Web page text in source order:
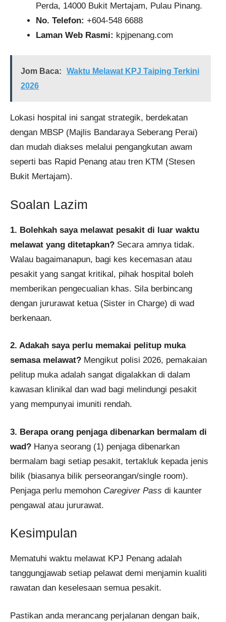
Perda, 14000 Bukit Mertajam, Pulau Pinang.
No. Telefon: +604-548 6688
Laman Web Rasmi: kpjpenang.com
Jom Baca:
Waktu Melawat KPJ Taiping Terkini
2026
Lokasi hospital ini sangat strategik, berdekatan
dengan MBSP (Majlis Bandaraya Seberang Perai)
dan mudah diakses melalui pengangkutan awam
seperti bas Rapid Penang atau tren KTM (Stesen
Bukit Mertajam).
Soalan Lazim
1. Bolehkah saya melawat pesakit di luar waktu
melawat yang ditetapkan? Secara amnya tidak.
Walau bagaimanapun, bagi kes kecemasan atau
pesakit yang sangat kritikal, pihak hospital boleh
memberikan pengecualian khas. Sila berbincang
dengan jururawat ketua (Sister in Charge) di wad
berkenaan.
2. Adakah saya perlu memakai pelitup muka
semasa melawat? Mengikut polisi 2026, pemakaian
pelitup muka adalah sangat digalakkan di dalam
kawasan klinikal dan wad bagi melindungi pesakit
yang mempunyai imuniti rendah.
3. Berapa orang penjaga dibenarkan bermalam di
wad? Hanya seorang (1) penjaga dibenarkan
bermalam bagi setiap pesakit, tertakluk kepada jenis
bilik (biasanya bilik perseorangan/single room).
Penjaga perlu memohon Caregiver Pass di kaunter
pengawal atau jururawat.
Kesimpulan
Mematuhi waktu melawat KPJ Penang adalah
tanggungjawab setiap pelawat demi menjamin kualiti
rawatan dan keselesaan semua pesakit.
Pastikan anda merancang perjalanan dengan baik,